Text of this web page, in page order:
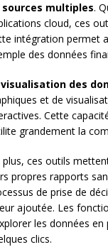
sources multiples.
cloud, ces
intégration permet
des données
visualisation des
et de
Cette
grandement la
plus, ces outils
propres rapports
de prise de
ajoutée. Les
les données
clics.